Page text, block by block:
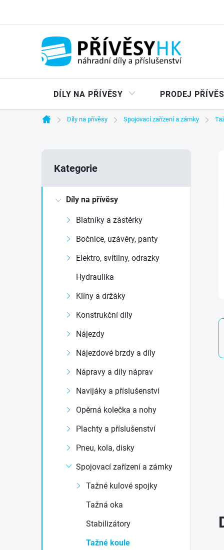
DÍLY NA PŘÍVĚSY PRODEJ
Domů
Díly na přívěsy Spojovací zařízení a zámky
o
kategorie
Kategorie
Díly na přívěsy
Blatníky a zástěrky
Bočnice, uzávěry, panty
Elektro, svítilny, odrazky
Hydraulika
Klíny a držáky
Konstrukční díly
Nájezdy
Nájezdové brzdy a díly
Nápravy a díly náprav
Navijáky a příslušenství
Opěrná kolečka a nohy
Plachty a příslušenství
Pneu, kola, disky
Spojovací zařízení a zámky
Tažné kulové spojky
Tažná oka
Stabilizátory
Tažné koule